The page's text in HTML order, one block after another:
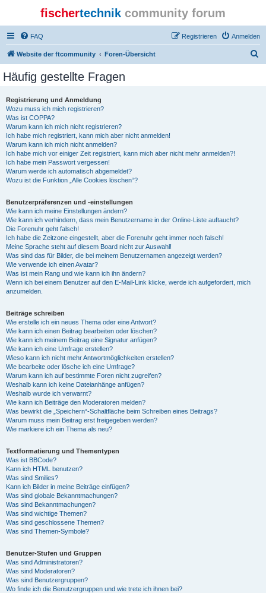
fischertechnik community forum
FAQ Anmelden
Registrieren
Website der ftcommunity Foren-Übersicht
Häufig gestellte Fragen
Registrierung und Anmeldung
Wozu muss ich mich registrieren?
Was ist COPPA?
Warum kann ich mich nicht registrieren?
Ich habe mich registriert, kann mich aber nicht anmelden!
Warum kann ich mich nicht anmelden?
Ich habe mich vor einiger Zeit registriert, kann mich aber nicht mehr anmelden?!
Ich habe mein Passwort vergessen!
Warum werde ich automatisch abgemeldet?
Wozu ist die Funktion „Alle Cookies löschen“?
Benutzerpräferenzen und -einstellungen
Wie kann ich meine Einstellungen ändern?
Wie kann ich verhindern, dass mein Benutzername in der Online-Liste auftaucht?
Die Forenuhr geht falsch!
Ich habe die Zeitzone eingestellt, aber die Forenuhr geht immer noch falsch!
Meine Sprache steht auf diesem Board nicht zur Auswahl!
Was sind das für Bilder, die bei meinem Benutzernamen angezeigt werden?
Wie verwende ich einen Avatar?
Was ist mein Rang und wie kann ich ihn ändern?
Wenn ich bei einem Benutzer auf den E-Mail-Link klicke, werde ich aufgefordert, mich
anzumelden.
Beiträge schreiben
Wie erstelle ich ein neues Thema oder eine Antwort?
Wie kann ich einen Beitrag bearbeiten oder löschen?
Wie kann ich meinem Beitrag eine Signatur anfügen?
Wie kann ich eine Umfrage erstellen?
Wieso kann ich nicht mehr Antwortmöglichkeiten erstellen?
Wie bearbeite oder lösche ich eine Umfrage?
Warum kann ich auf bestimmte Foren nicht zugreifen?
Weshalb kann ich keine Dateianhänge anfügen?
Weshalb wurde ich verwarnt?
Wie kann ich Beiträge den Moderatoren melden?
Was bewirkt die „Speichern“-Schaltfläche beim Schreiben eines Beitrags?
Warum muss mein Beitrag erst freigegeben werden?
Wie markiere ich ein Thema als neu?
Textformatierung und Thementypen
Was ist BBCode?
Kann ich HTML benutzen?
Was sind Smilies?
Kann ich Bilder in meine Beiträge einfügen?
Was sind globale Bekanntmachungen?
Was sind Bekanntmachungen?
Was sind wichtige Themen?
Was sind geschlossene Themen?
Was sind Themen-Symbole?
Benutzer-Stufen und Gruppen
Was sind Administratoren?
Was sind Moderatoren?
Was sind Benutzergruppen?
Wo finde ich die Benutzergruppen und wie trete ich ihnen bei?